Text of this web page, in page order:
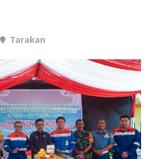
Tarakan